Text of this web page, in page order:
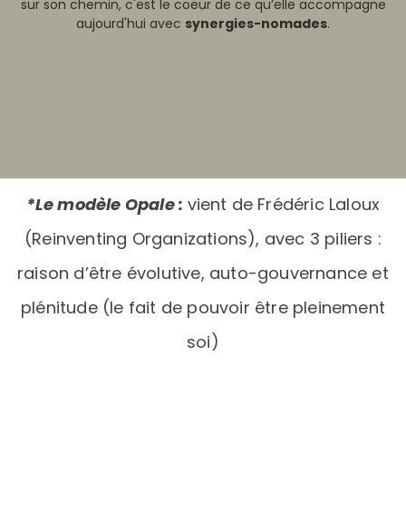
sur son chemin, c'est le coeur de ce qu’elle accompagne
aujourd'hui avec synergies-nomades.
*Le modèle Opale : vient de Frédéric Laloux
(Reinventing Organizations), avec 3 piliers :
raison d’être évolutive, auto-gouvernance et
plénitude (le fait de pouvoir être pleinement
soi)